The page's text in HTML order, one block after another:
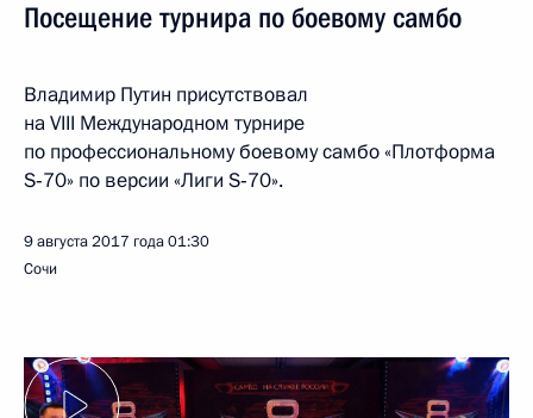
Посещение турнира по боевому самбо
Владимир Путин присутствовал
на VIII Международном турнире
по профессиональному боевому самбо «Плотформа
S‑70» по версии «Лиги S‑70».
9 августа 2017 года01:30
Сочи